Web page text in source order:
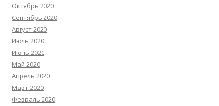
Октябрь 2020
Сентябрь 2020
Август 2020
Июль 2020
Июнь 2020
Май 2020
Апрель 2020
Март 2020
Февраль 2020